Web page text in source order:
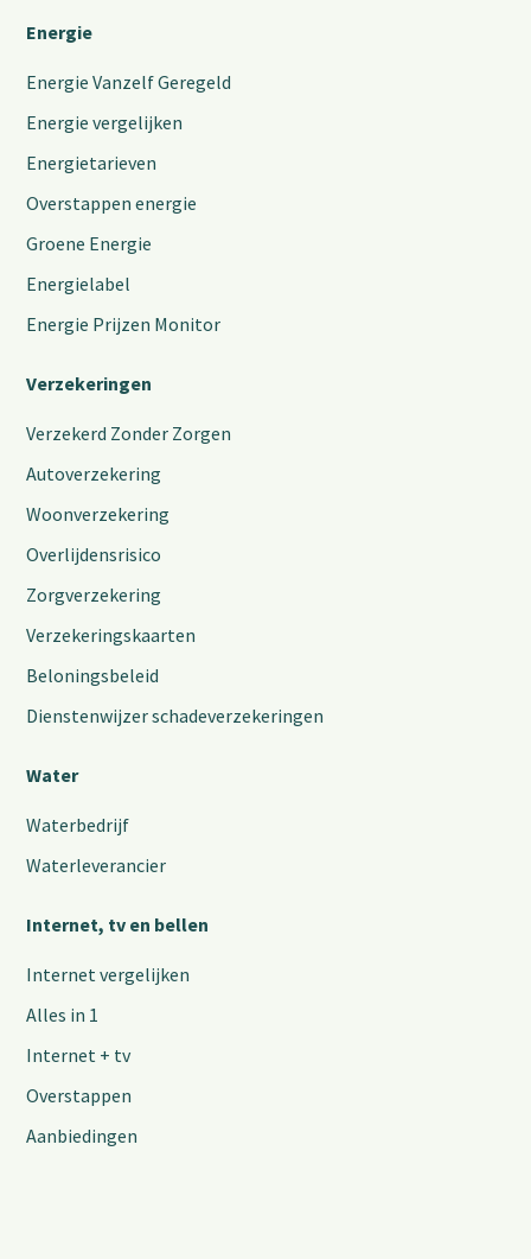
Energie
Energie Vanzelf Geregeld
Energie vergelijken
Energietarieven
Overstappen energie
Groene Energie
Energielabel
Energie Prijzen Monitor
Verzekeringen
Verzekerd Zonder Zorgen
Autoverzekering
Woonverzekering
Overlijdensrisico
Zorgverzekering
Verzekeringskaarten
Beloningsbeleid
Dienstenwijzer schadeverzekeringen
Water
Waterbedrijf
Waterleverancier
Internet, tv en bellen
Internet vergelijken
Alles in 1
Internet + tv
Overstappen
Aanbiedingen